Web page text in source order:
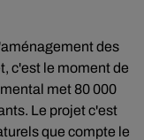
des
c'est le moment de
met 80 000
Le projet c'est
que compte le